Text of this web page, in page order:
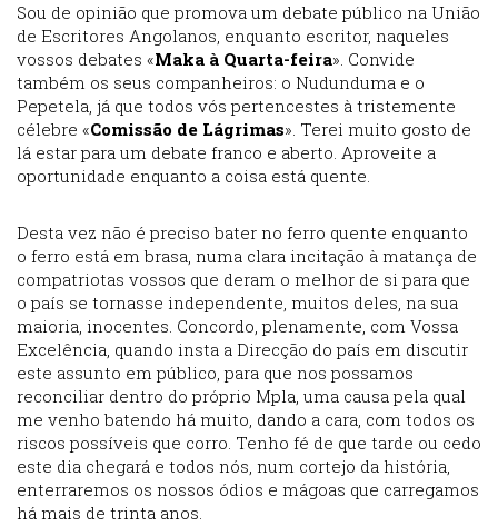
Sou de opinião que promova um debate público na União
de Escritores Angolanos, enquanto escritor, naqueles
vossos debates «Maka à Quarta-feira». Convide
também os seus companheiros: o Nudunduma e o
Pepetela, já que todos vós pertencestes à tristemente
célebre «Comissão de Lágrimas». Terei muito gosto de
lá estar para um debate franco e aberto. Aproveite a
oportunidade enquanto a coisa está quente.
Desta vez não é preciso bater no ferro quente enquanto
o ferro está em brasa, numa clara incitação à matança de
compatriotas vossos que deram o melhor de si para que
o país se tornasse independente, muitos deles, na sua
maioria, inocentes. Concordo, plenamente, com Vossa
Excelência, quando insta a Direcção do país em discutir
este assunto em público, para que nos possamos
reconciliar dentro do próprio Mpla, uma causa pela qual
me venho batendo há muito, dando a cara, com todos os
riscos possíveis que corro. Tenho fé de que tarde ou cedo
este dia chegará e todos nós, num cortejo da história,
enterraremos os nossos ódios e mágoas que carregamos
há mais de trinta anos.